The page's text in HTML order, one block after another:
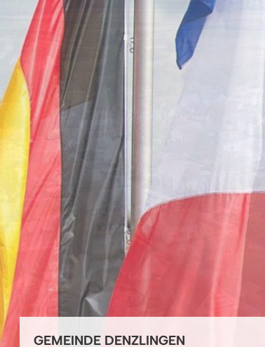
GEMEINDE DENZLINGEN